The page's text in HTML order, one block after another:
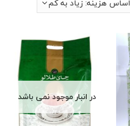
در انبار موجود نمی باشد